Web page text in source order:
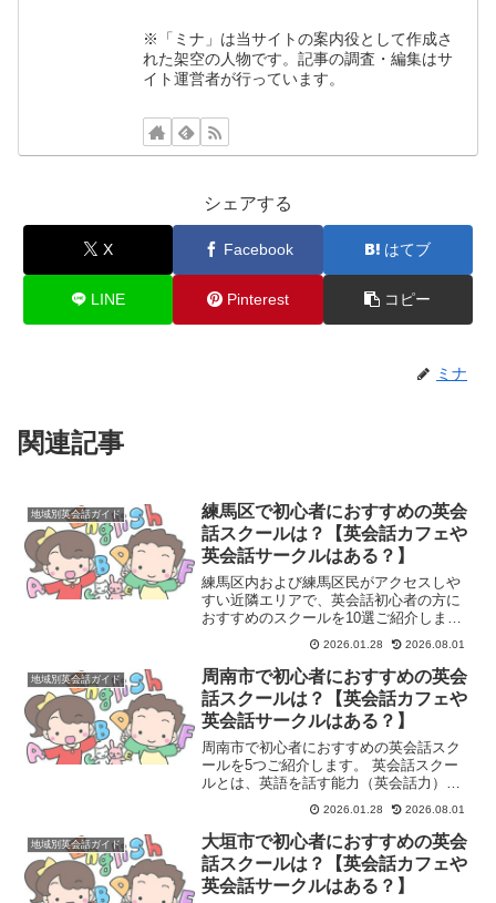
※「ミナ」は当サイトの案内役として作成さ
れた架空の人物です。記事の調査・編集はサ
イト運営者が行っています。
シェアする
X Facebook はてブ
LINE Pinterest コピー
ミナ
関連記事
地域別英会話ガイド
練馬区で初心者におすすめの英会
話スクールは？【英会話カフェや
英会話サークルはある？】
練馬区内および練馬区民がアクセスしや
すい近隣エリアで、英会話初心者の方に
おすすめのスクールを10選ご紹介しま
す。 練馬駅や大泉学園駅周辺の主要なス
クールを中心に選定しています。英会話
スクールに通うよりも手軽で、短期間で
成果を実感しやすいAI...
2026.01.28 2026.08.01
地域別英会話ガイド
周南市で初心者におすすめの英会
話スクールは？【英会話カフェや
英会話サークルはある？】
周南市で初心者におすすめの英会話スク
ールを5つご紹介します。 英会話スクー
ルとは、英語を話す能力（英会話力）を
習得することを目的とした学習塾や教育
機関のことです。主に、英語でのコミュ
ニケーション能力を高めたいと考える
人々（学生、社会人、シニ...
2026.01.28 2026.08.01
地域別英会話ガイド
大垣市で初心者におすすめの英会
話スクールは？【英会話カフェや
英会話サークルはある？】